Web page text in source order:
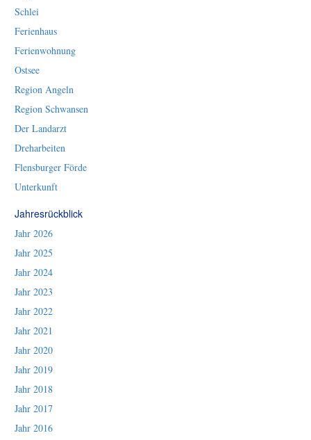
Schlei
Ferienhaus
Ferienwohnung
Ostsee
Region Angeln
Region Schwansen
Der Landarzt
Dreharbeiten
Flensburger Förde
Unterkunft
Jahresrückblick
Jahr 2026
Jahr 2025
Jahr 2024
Jahr 2023
Jahr 2022
Jahr 2021
Jahr 2020
Jahr 2019
Jahr 2018
Jahr 2017
Jahr 2016